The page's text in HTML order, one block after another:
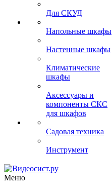
Для СКУД
Напольные шкафы
Настенные шкафы
Климатические
шкафы
Аксессуары и
компоненты СКС
для шкафов
Садовая техника
Инструмент
Меню